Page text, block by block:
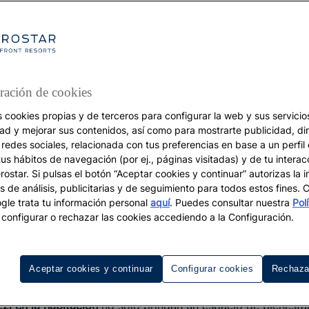
VACACIONES
Hoteles con jacuzzi
en la
en la habitaciónno sólo brindan un espacio de
de cookies
cookies propias y de terceros para configurar la web y sus
y mejorar sus contenidos, así como para mostrarte publicidad,
sociales, relacionada con tus preferencias en base a un perfil
hábitos de navegación (por ej., páginas visitadas) y de tu
Si pulsas el botón “Aceptar cookies y continuar” autorizas la
de análisis, publicitarias y de seguimiento para todos estos fines.
trata tu información personal aquí. Puedes consultar nuestra
o rechazar las cookies accediendo a la Configuración.
Configurar cookies
Aceptar cookies y continuar